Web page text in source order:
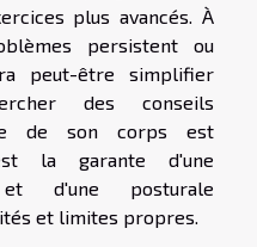
plus avancés. À
persistent ou
peut-être simplifier
des conseils
de son corps est
la garante d'une
d'une posturale
et limites propres.